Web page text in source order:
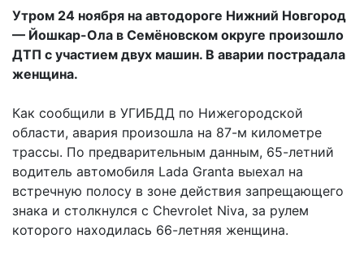
Утром 24 ноября на автодороге Нижний Новгород
— Йошкар-Ола в Семёновском округе произошло
ДТП с участием двух машин. В аварии пострадала
женщина.
Как сообщили в УГИБДД по Нижегородской
области, авария произошла на 87-м километре
трассы. По предварительным данным, 65-летний
водитель автомобиля Lada Granta выехал на
встречную полосу в зоне действия запрещающего
знака и столкнулся с Chevrolet Niva, за рулем
которого находилась 66-летняя женщина.